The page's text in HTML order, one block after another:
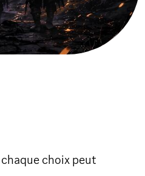
choix peut